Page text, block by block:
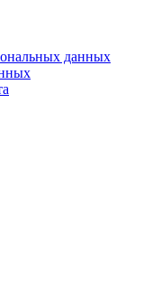
данных